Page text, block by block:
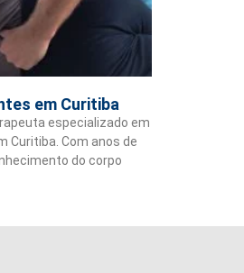
em Curitiba
especializado em
Curitiba. Com anos de
do corpo